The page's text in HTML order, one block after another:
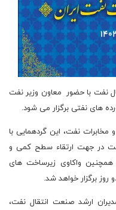
نفت با حضور معاون وزیر نفت
های نفتی برگزار می شود.
نفت، این گردهمایی با
در جهت ارتقاء سطح کمی و
واکاوی زیرساخت های
برگزار خواهد شد.
ارشد صنعت انتقال نفت،